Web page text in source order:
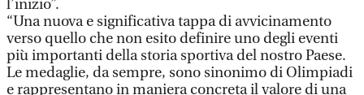
l’inizio”.
“Una nuova e significativa tappa di avvicinamento
verso quello che non esito definire uno degli eventi
più importanti della storia sportiva del nostro Paese.
Le medaglie, da sempre, sono sinonimo di Olimpiadi
e rappresentano in maniera concreta il valore di una